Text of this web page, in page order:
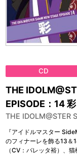
CD
THE
EPISODE：14 彩
THE IDOLM@STER
『アイドルマスター
のフィナーレを飾る13＆
（CV：バレッタ裕）、